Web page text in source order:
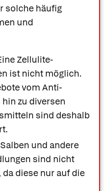
solche häufig
und
Zellulite-
ist nicht möglich.
vom Anti-
hin zu diversen
sind deshalb
und andere
sind nicht
diese nur auf die